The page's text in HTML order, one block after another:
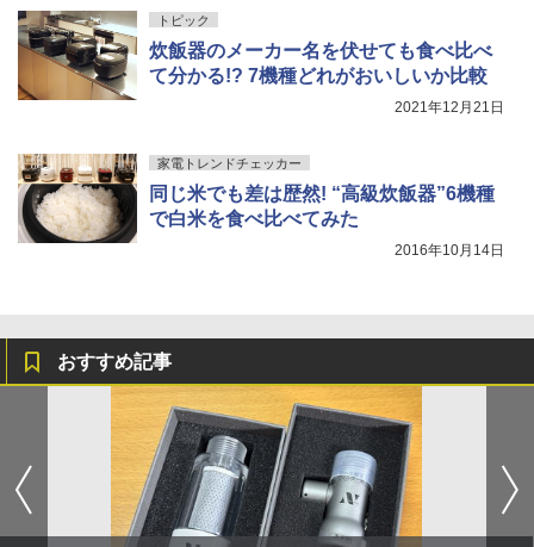
トピック
炊飯器のメーカー名を伏せても食べ比べ
て分かる!? 7機種どれがおいしいか比較
2021年12月21日
家電トレンドチェッカー
同じ米でも差は歴然! “高級炊飯器”6機種
で白米を食べ比べてみた
2016年10月14日
おすすめ記事